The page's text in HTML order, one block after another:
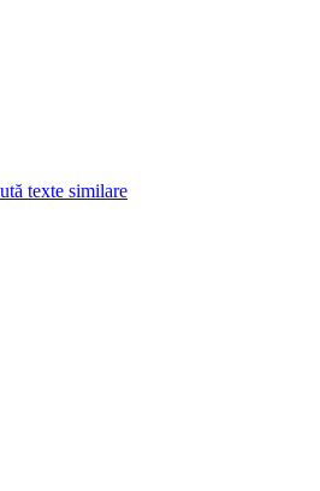
texte similare